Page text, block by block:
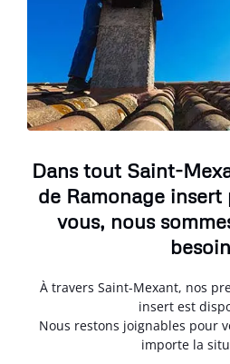
Dans tout Saint-
de Ramonage
vous, nous
À travers Saint-Mexant, nos
insert est
Nous restons joignables pour
importe la